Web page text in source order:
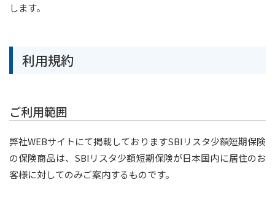
します。
利用規約
ご利用範囲
弊社WEBサイトにて掲載しておりますSBIリスタ少額短期保険
の保険商品は、SBIリスタ少額短期保険が日本国内に居住のお
客様に対してのみご案内するものです。